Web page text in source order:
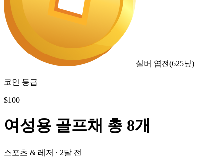
실버 엽전(625닢)
코인 등급
$100
여성용 골프채 총 8개
스포츠 & 레저 · 2달 전